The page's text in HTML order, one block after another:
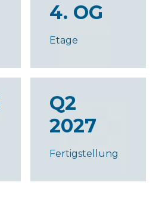
4. OG
Etage
Q2
2027
Fertigstellung